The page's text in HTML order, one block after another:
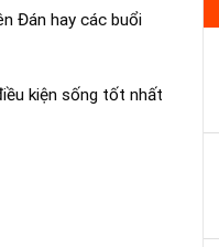
Đán hay các buổi
kiện sống tốt nhất